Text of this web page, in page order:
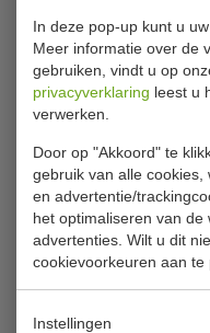
In deze pop-up kunt u
Meer informatie over de
gebruiken, vindt u op
privacyverklaring leest u
verwerken.
Door op "Akkoord" te
gebruik van alle
en advertentie/
het optimaliseren van
advertenties. Wilt u dit
cookievoorkeuren aan te
Instellingen
EU DECLARATION
0460
Specificaties
Model
Materiaal
H x B x D
Grillplaat boven